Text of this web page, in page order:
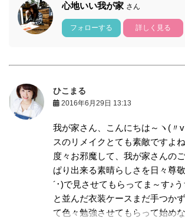
心地いい我が家 さん
フォローする 詳しく見る
ひこまる
2016年6月29日 13:13
我が家さん、こんにちは～ヽ(〃
スのリメイクとても素敵ですよ
度々お邪魔して、我が家さんの
ぱり出来る素晴らしさを日々尊
´･)で見させてもらってま～す♪
と並んだ衣装ケースまだ手つか
て色々勉強させてもらって始め